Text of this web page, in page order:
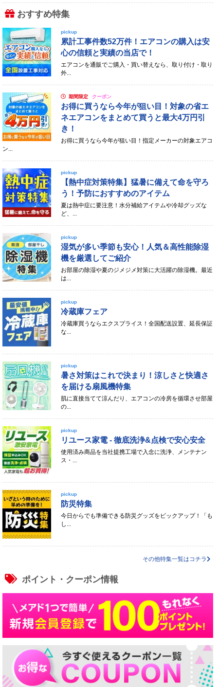
おすすめ特集
pickup
累計工事件数52万件！エアコンの購入は安
心の信頼と実績の当店で！
エアコンを通販でご購入・買い替えなら、取り付け・取り
外...
期間限定 クーポン
お得に買うなら今年が狙い目！対象の省エ
ネエアコンをまとめて買うと最大4万円引
き！
お得に買うなら今年が狙い目！指定メーカーの対象エアコ
ン...
pickup
【熱中症対策特集】猛暑に備えて命を守ろ
う！予防におすすめのアイテム
夏は熱中症に要注意！水分補給アイテムや冷却グッズな
ど、...
pickup
湿気が多い季節も安心！人気＆高性能除湿
機を厳選してご紹介
お部屋の除湿や夏のジメジメ対策に大活躍の除湿機。最近
は...
pickup
冷蔵庫フェア
冷蔵庫買うならエクスプライス！全国配送設置、延長保証
な...
pickup
暑さ対策はこれで決まり！涼しさと快適さ
を届ける扇風機特集
肌に直接当てて涼んだり、エアコンの冷房を循環させ部屋
の...
pickup
リユース家電 - 徹底洗浄&点検で安心安全
使用済み商品を当社提携工場で入念に洗浄、メンテナン
ス・...
pickup
防災特集
今日からでも準備できる防災グッズをピックアップ！「も
し...
その他特集一覧はコチラ
ポイント・クーポン情報